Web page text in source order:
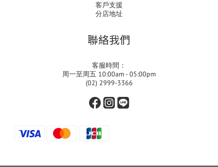
客戶支援
分店地址
聯絡我們
客服時間：
周一至周五 10:00am - 05:00pm
(02) 2999-3366